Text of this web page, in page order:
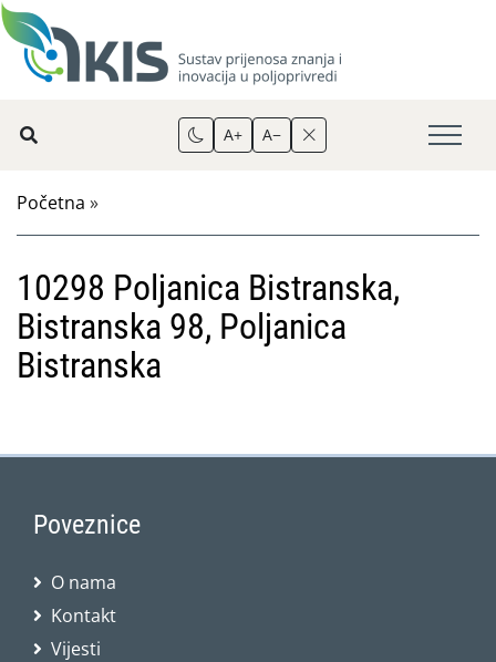
A+ A−
Početna »
10298 Poljanica Bistranska,
Bistranska 98, Poljanica
Bistranska
Poveznice
O nama
Kontakt
Vijesti